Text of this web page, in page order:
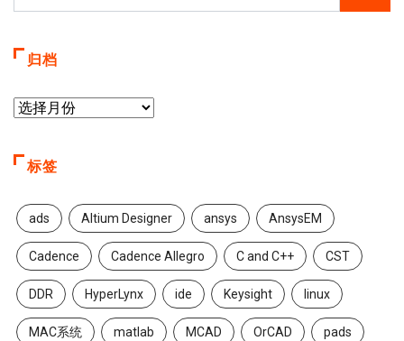
归档
标签
ads Altium Designer ansys AnsysEM
Cadence Cadence Allegro C and C++ CST
DDR HyperLynx ide Keysight linux
MAC系统 matlab MCAD OrCAD pads